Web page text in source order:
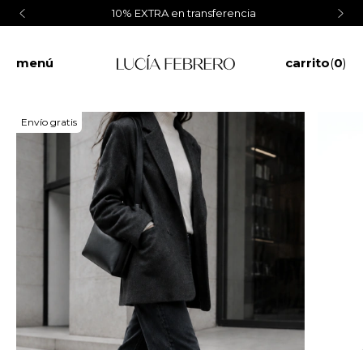
10% EXTRA en transferencia
menú carrito(0)
Envío gratis